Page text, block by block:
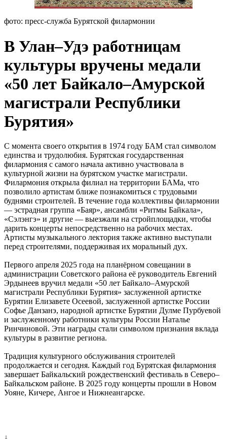
фото: пресс-служба Бурятской филармонии
В Улан–Удэ работницам
культуры вручены медали
«50 лет Байкало–Амурской
магистрали Республики
Бурятия»
С момента своего открытия в 1974 году БАМ стал символом
единства и трудолюбия. Бурятская государственная
филармония с самого начала активно участвовала в
культурной жизни на бурятском участке магистрали.
Филармония открыла филиал на территории БАМа, что
позволило артистам ближе познакомиться с трудовыми
буднями строителей. В течение года коллективы филармонии
— эстрадная группа «Баяр», ансамбли «Ритмы Байкала»,
«Сэлэнгэ» и другие — выезжали на стройплощадки, чтобы
дарить концерты непосредственно на рабочих местах.
Артисты музыкального лектория также активно выступали
перед строителями, поддерживая их моральный дух.
Первого апреля 2025 года на планёрном совещании в
администрации Советского района её руководитель Евгений
Эрдынеев вручил медали «50 лет Байкало–Амурской
магистрали Республики Бурятия» заслуженной артистке
Бурятии Елизавете Осеевой, заслуженной артистке России
Софье Данзанэ, народной артистке Бурятии Дулме Пурбуевой
и заслуженному работники культуры России Наталье
Ринчиновой. Эти награды стали символом признания вклада
культуры в развитие региона.
Традиция культурного обслуживания строителей
продолжается и сегодня. Каждый год Бурятская филармония
завершает Байкальский рождественский фестиваль в Северо–
Байкальском районе. В 2025 году концерты прошли в Новом
Уояне, Кичере, Ангое и Нижнеангарске.